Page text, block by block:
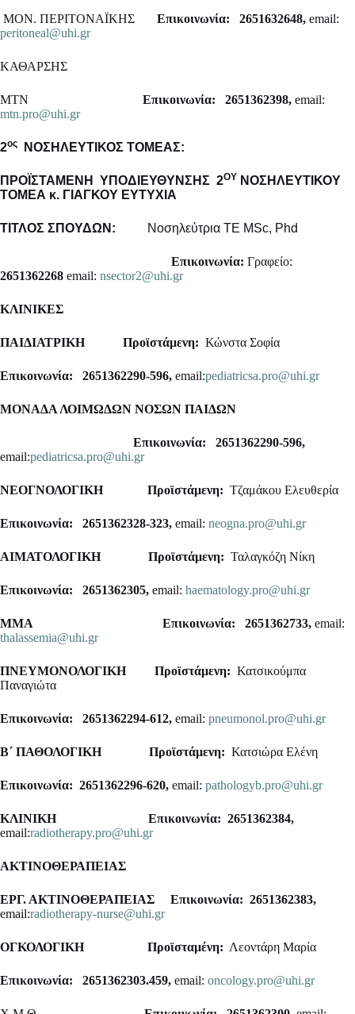
ΜΟΝ. ΠΕΡΙΤΟΝΑΪΚΗΣ Επικοινωνία: 2651632648, email:
peritoneal@uhi.gr
ΚΑΘΑΡΣΗΣ
ΜΤΝ Επικοινωνία: 2651362398, email:
mtn.pro@uhi.gr
2ος NOΣΗΛΕΥΤΙΚΟΣ ΤΟΜΕΑΣ:
ΠΡΟΪΣΤΑΜΕΝΗ ΥΠΟΔΙΕΥΘΥΝΣΗΣ 2ΟΥ ΝΟΣΗΛΕΥΤΙΚΟΥ
ΤΟΜΕΑ κ. ΓΙΑΓΚΟΥ ΕΥΤΥΧΙΑ
ΤΙΤΛΟΣ ΣΠΟΥΔΩΝ: Νοσηλεύτρια ΤΕ MSc, Phd
Επικοινωνία: Γραφείο:
2651362268 email: nsector2@uhi.gr
ΚΛΙΝΙΚΕΣ
ΠΑΙΔΙΑΤΡΙΚΗ Προϊστάμενη: Κώνστα Σοφία
Επικοινωνία: 2651362290-596, email:pediatricsa.pro@uhi.gr
ΜΟΝΑΔΑ ΛΟΙΜΩΔΩΝ ΝΟΣΩΝ ΠΑΙΔΩΝ
Επικοινωνία: 2651362290-596,
email:pediatricsa.pro@uhi.gr
ΝΕΟΓΝΟΛΟΓΙΚΗ Προϊστάμενη: Τζαμάκου Ελευθερία
Επικοινωνία: 2651362328-323, email: neogna.pro@uhi.gr
ΑΙΜΑΤΟΛΟΓΙΚΗ Προϊστάμενη: Ταλαγκόζη Νίκη
Επικοινωνία: 2651362305, email: haematology.pro@uhi.gr
ΜΜΑ Επικοινωνία: 2651362733, email:
thalassemia@uhi.gr
ΠΝΕΥΜΟΝΟΛΟΓΙΚΗ Προϊστάμενη: Κατσικούμπα
Παναγιώτα
Επικοινωνία: 2651362294-612, email: pneumonol.pro@uhi.gr
Β΄ ΠΑΘΟΛΟΓΙΚΗ Προϊστάμενη: Κατσιώρα Ελένη
Επικοινωνία: 2651362296-620, email: pathologyb.pro@uhi.gr
ΚΛΙΝΙΚΗΕπικοινωνία: 2651362384,
email:radiotherapy.pro@uhi.gr
ΑΚΤΙΝΟΘΕΡΑΠΕΙΑΣ
ΕΡΓ. ΑΚΤΙΝΟΘΕΡΑΠΕΙΑΣ
Επικοινωνία: 2651362383,
email:radiotherapy-nurse@uhi.gr
ΟΓΚΟΛΟΓΙΚΗ Προϊσταμένη: Λεοντάρη Μαρία
Επικοινωνία: 2651362303.459, email: oncology.pro@uhi.gr